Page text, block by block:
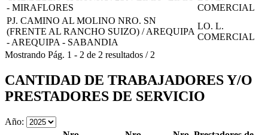
- MIRAFLORES
COMERCIAL
PJ. CAMINO AL MOLINO NRO. SN
(FRENTE AL RANCHO SUIZO) / AREQUIPA
- AREQUIPA - SABANDIA
LO. L.
COMERCIAL
Mostrando Pág. 1 - 2 de 2 resultados / 2
CANTIDAD DE TRABAJADORES Y/O
PRESTADORES DE SERVICIO
Año: